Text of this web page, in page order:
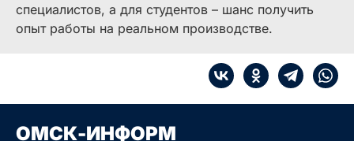
специалистов, а для студентов – шанс получить
опыт работы на реальном производстве.
ОМСК-ИНФОРМ